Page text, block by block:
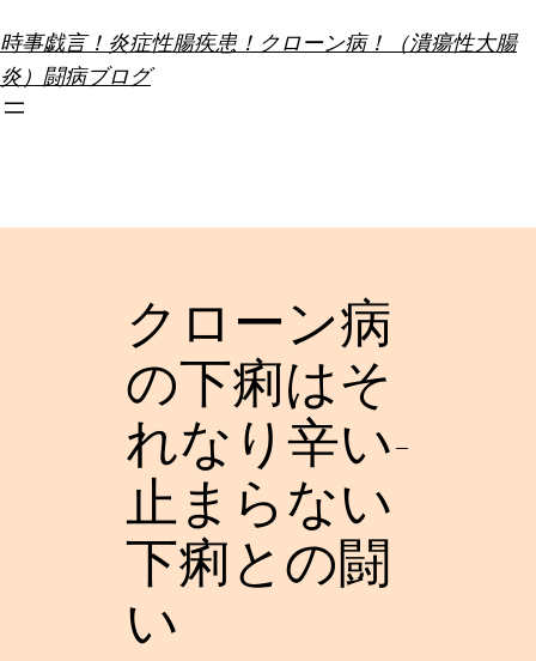
容
を
ス
時事戯言！炎症性腸疾患！クローン病！（潰瘍性大腸
炎）闘病ブログ
クローン病
の下痢はそ
れなり辛い-
止まらない
下痢との闘
い